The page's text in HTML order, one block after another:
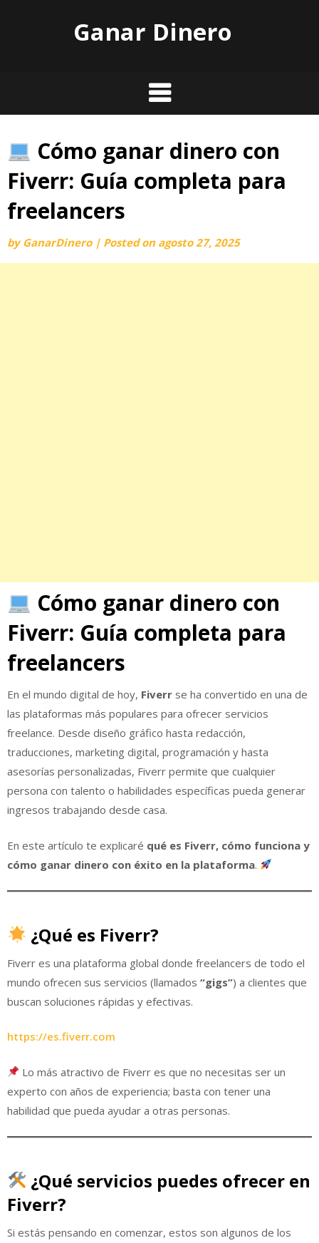
Ganar Dinero
Cómo ganar dinero con
Fiverr: Guía completa para
freelancers
by GanarDinero | Posted on agosto 27, 2025
Cómo ganar dinero con
Fiverr: Guía completa para
freelancers
En el mundo digital de hoy, Fiverr se ha convertido en una de
las plataformas más populares para ofrecer servicios
freelance. Desde diseño gráfico hasta redacción,
traducciones, marketing digital, programación y hasta
asesorías personalizadas, Fiverr permite que cualquier
persona con talento o habilidades específicas pueda generar
ingresos trabajando desde casa.
En este artículo te explicaré qué es Fiverr, cómo funciona y
cómo ganar dinero con éxito en la plataforma.
¿Qué es Fiverr?
Fiverr es una plataforma global donde freelancers de todo el
mundo ofrecen sus servicios (llamados “gigs”) a clientes que
buscan soluciones rápidas y efectivas.
https://es.fiverr.com
Lo más atractivo de Fiverr es que no necesitas ser un
experto con años de experiencia; basta con tener una
habilidad que pueda ayudar a otras personas.
¿Qué servicios puedes ofrecer en
Fiverr?
Si estás pensando en comenzar, estos son algunos de los